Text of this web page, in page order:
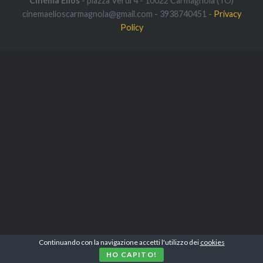
cinemaelioscarmagnola@gmail.com - 3938740451 - Privacy
Policy
Continuando con la navigazione accetti l'utilizzo dei cookies
HO CAPITO!